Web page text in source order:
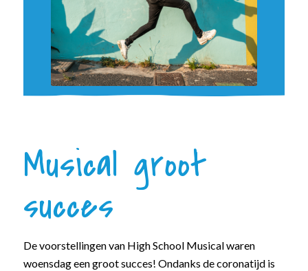
Musical groot
succes
De voorstellingen van High School Musical waren
woensdag een groot succes! Ondanks de coronatijd is